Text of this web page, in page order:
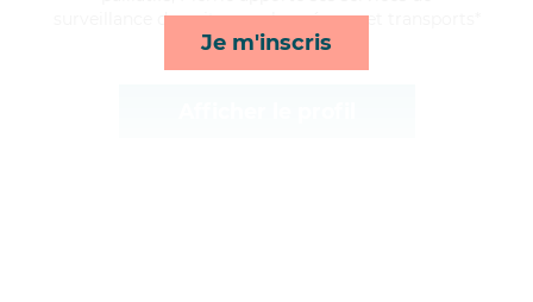
Je m'inscris
surveillance de nuit, rappels, ménage et transports*